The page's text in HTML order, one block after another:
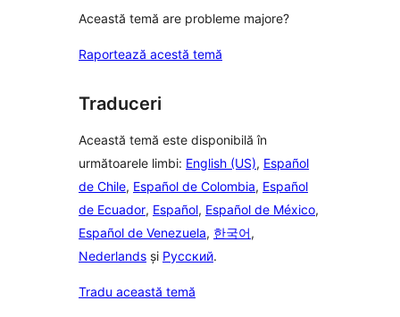
Această temă are probleme majore?
Raportează acestă temă
Traduceri
Această temă este disponibilă în
următoarele limbi: English (US), Español
de Chile, Español de Colombia, Español
de Ecuador, Español, Español de México,
Español de Venezuela, 한국어,
Nederlands și Русский.
Tradu această temă